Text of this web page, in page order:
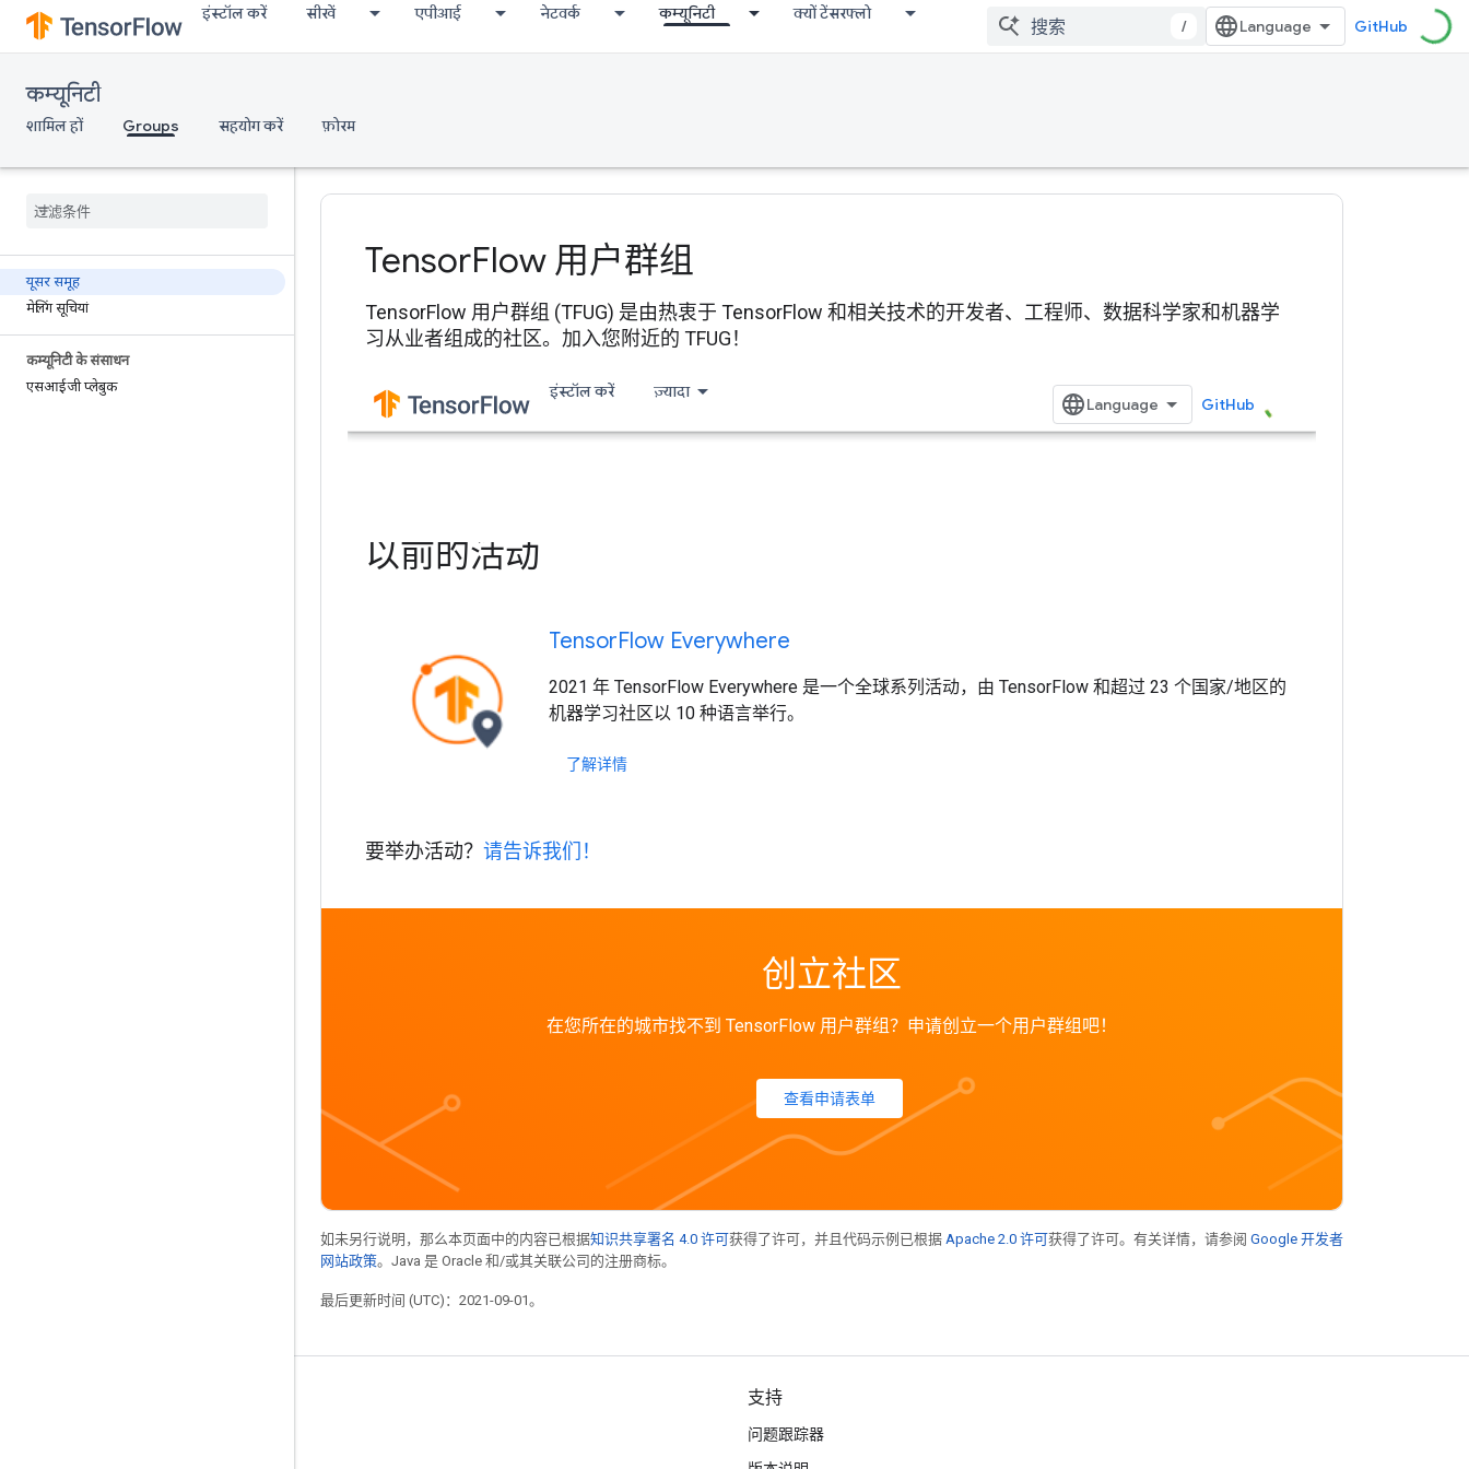
इंस्टॉल करें सीखें एपीआई नेटवर्क कम्यूनिटी क्यों टेंसरफ्लो
/ GitHub
कम्यूनिटी
शामिल हों Groups सहयोग करें फ़ोरम
यूसर समूह
मेलिंग सूचियां
कम्यूनिटी के संसाधन
एसआईजी प्लेबुक
TensorFlow 用户群组
TensorFlow 用户群组 (TFUG) 是由热衷于 TensorFlow 和相关技术的开发者、工程师、数据科学家和机器学
习从业者组成的社区。加入您附近的 TFUG！
以前的活动
TensorFlow Everywhere
2021 年 TensorFlow Everywhere 是一个全球系列活动，由 TensorFlow 和超过 23 个国家/地区的
机器学习社区以 10 种语言举行。
了解详情
要举办活动？ 请告诉我们！
创立社区
在您所在的城市找不到 TensorFlow 用户群组？申请创立一个用户群组吧！
查看申请表单
如未另行说明，那么本页面中的内容已根据知识共享署名 4.0 许可获得了许可，并且代码示例已根据 Apache 2.0 许可获得了许可。有关详情，请参阅 Google 开发者
网站政策。Java 是 Oracle 和/或其关联公司的注册商标。
最后更新时间 (UTC)：2021-09-01。
支持
问题跟踪器